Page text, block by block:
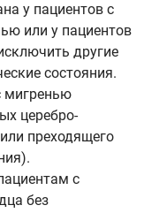
у пациентов с
или у пациентов
другие
состояния.
мигренью
церебро-
преходящего
с
без